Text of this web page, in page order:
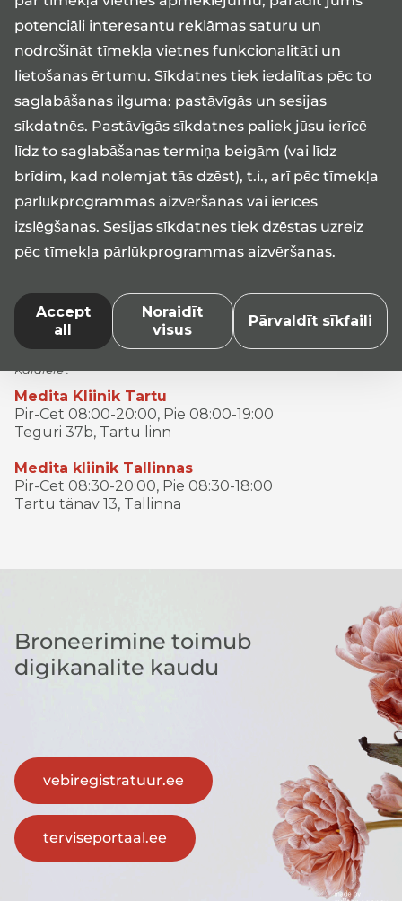
potenciāli interesantu reklāmas saturu un
nodrošināt tīmekļa vietnes funkcionalitāti un
lietošanas ērtumu. Sīkdatnes tiek iedalītas pēc to
saglabāšanas ilguma: pastāvīgās un sesijas
sīkdatnēs. Pastāvīgās sīkdatnes paliek jūsu ierīcē
līdz to saglabāšanas termiņa beigām (vai līdz
brīdim, kad nolemjat tās dzēst), t.i., arī pēc tīmekļa
pārlūkprogrammas aizvēršanas vai ierīces
izslēgšanas. Sesijas sīkdatnes tiek dzēstas uzreiz
pēc tīmekļa pārlūkprogrammas aizvēršanas.
Accept
all
Noraidīt
visus
Pārvaldīt sīkfaili
Reģistrācija 17101*
Pir-Pie 08:00-17:00
medita@medita.ee
Medita Kliinik Tartu
Pir-Cet 08:00-20:00, Pie 08:00-19:00
Teguri 37b, Tartu linn
Medita kliinik Tallinnas
Pir-Cet 08:30-20:00, Pie 08:30-18:00
Tartu tänav 13, Tallinna
L07209, L07210, L07211, L07215, L07468
* Meditase kliinik infotelefonile 17101 helistades rakendub
tavatariif
Teie telefonioperaatori telefoni telefoni
öcetenuses ei kliitari numeri eri hinnakirjale (Telia,Teles2
Kalalele .
Broneerimine toimub
digikanalite kaudu
vebiregistratuur.ee
terviseportaal.ee